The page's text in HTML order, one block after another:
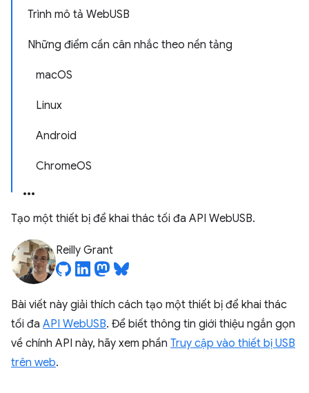
Trình mô tả WebUSB
Những điểm cần cân nhắc theo nền tảng
macOS
Linux
Android
ChromeOS
Tạo một thiết bị để khai thác tối đa API WebUSB.
Reilly Grant
Bài viết này giải thích cách tạo một thiết bị để khai thác
tối đa API WebUSB. Để biết thông tin giới thiệu ngắn gọn
về chính API này, hãy xem phần Truy cập vào thiết bị USB
trên web.